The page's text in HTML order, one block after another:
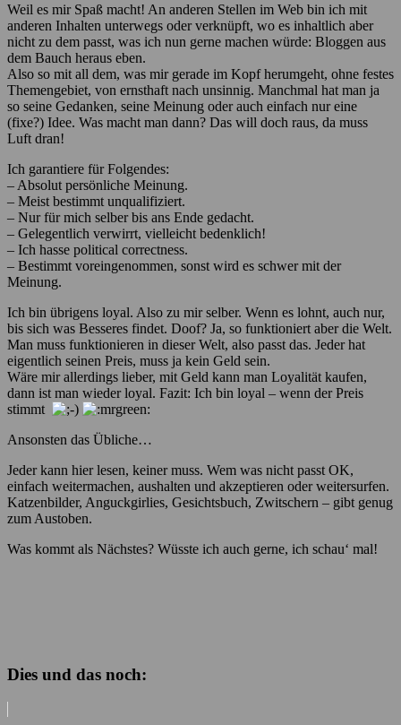
Weil es mir Spaß macht! An anderen Stellen im Web bin ich mit
anderen Inhalten unterwegs oder verknüpft, wo es inhaltlich aber
nicht zu dem passt, was ich nun gerne machen würde: Bloggen aus
dem Bauch heraus eben.
Also so mit all dem, was mir gerade im Kopf herumgeht, ohne festes
Themengebiet, von ernsthaft nach unsinnig. Manchmal hat man ja
so seine Gedanken, seine Meinung oder auch einfach nur eine
(fixe?) Idee. Was macht man dann? Das will doch raus, da muss
Luft dran!
Ich garantiere für Folgendes:
– Absolut persönliche Meinung.
– Meist bestimmt unqualifiziert.
– Nur für mich selber bis ans Ende gedacht.
– Gelegentlich verwirrt, vielleicht bedenklich!
– Ich hasse political correctness.
– Bestimmt voreingenommen, sonst wird es schwer mit der
Meinung.
Ich bin übrigens loyal. Also zu mir selber. Wenn es lohnt, auch nur,
bis sich was Besseres findet. Doof? Ja, so funktioniert aber die Welt.
Man muss funktionieren in dieser Welt, also passt das. Jeder hat
eigentlich seinen Preis, muss ja kein Geld sein.
Wäre mir allerdings lieber, mit Geld kann man Loyalität kaufen,
dann ist man wieder loyal. Fazit: Ich bin loyal – wenn der Preis
stimmt
Ansonsten das Übliche…
Jeder kann hier lesen, keiner muss. Wem was nicht passt OK,
einfach weitermachen, aushalten und akzeptieren oder weitersurfen.
Katzenbilder, Anguckgirlies, Gesichtsbuch, Zwitschern – gibt genug
zum Austoben.
Was kommt als Nächstes? Wüsste ich auch gerne, ich schau‘ mal!
Dies und das noch: